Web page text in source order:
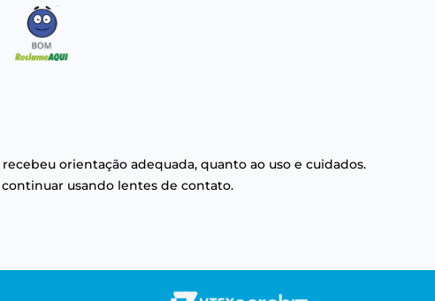
orientação adequada, quanto ao uso e cuidados.
usando lentes de contato.